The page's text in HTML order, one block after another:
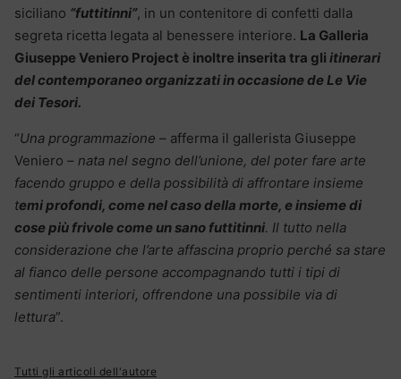
siciliano “futtitinni”, in un contenitore di confetti dalla
segreta ricetta legata al benessere interiore. La Galleria
Giuseppe Veniero Project è inoltre inserita tra gli itinerari
del contemporaneo organizzati in occasione de Le Vie
dei Tesori.
“Una programmazione – afferma il gallerista Giuseppe
Veniero – nata nel segno dell’unione, del poter fare arte
facendo gruppo e della possibilità di affrontare insieme
temi profondi, come nel caso della morte, e insieme di
cose più frivole come un sano futtitinni. Il tutto nella
considerazione che l’arte affascina proprio perché sa stare
al fianco delle persone accompagnando tutti i tipi di
sentimenti interiori, offrendone una possibile via di
lettura”.
Tutti gli articoli dell'autore